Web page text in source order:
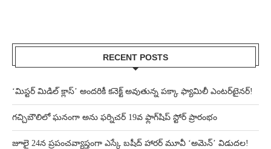
RECENT POSTS
‘మిస్టర్ మిడిల్ క్లాస్’ అందరికీ కనెక్ట్ అవుతున్న పక్కా ఫ్యామిలీ ఎంటర్‌టైనర్!
గచ్చిబౌలిలో ఘనంగా అను ఫర్నిచర్ 19వ ఫ్లాగ్‌షిప్ స్టోర్ ప్రారంభం
జూలై 24న ప్రపంచవ్యాప్తంగా ఎస్కే బషీద్‌ హారర్ మూవీ ‘అమెన్’ విడుదల!